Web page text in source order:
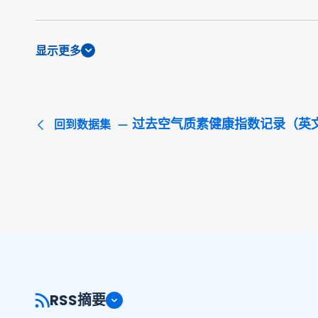
显示更多
回到数据集 过去空气质素健康指数记录（英
RSS摘要